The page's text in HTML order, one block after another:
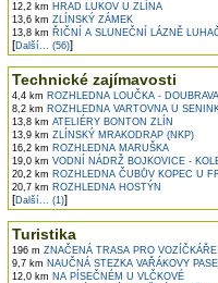
12,2 km HRAD LUKOV U ZLÍNA
13,6 km ZLÍNSKÝ ZÁMEK
13,8 km ŘIČNÍ A SLUNEČNÍ LÁZNĚ
[Další... (56)]
Technické zajímavosti
4,4 km ROZHLEDNA LOUČKA -
8,2 km ROZHLEDNA VARTOVNA U
13,8 km ATELIÉRY BONTON ZLÍN
13,9 km ZLÍNSKÝ MRAKODRAP (NKP)
16,2 km ROZHLEDNA MARUŠKA
19,0 km VODNÍ NÁDRŽ BOJKOVICE -
20,2 km ROZHLEDNA ČUBŮV KOPEC U
20,7 km ROZHLEDNA HOSTÝN
[Další... (1)]
Turistika
196 m ZNAČENÁ TRASA PRO
9,7 km NAUČNÁ STEZKA VAŘÁKOVY
12,0 km NA PÍSEČNÉM U VLČKOVÉ